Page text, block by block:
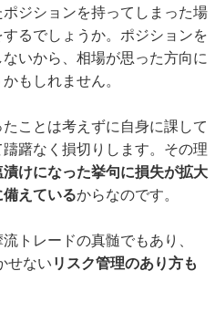
ジションを持ってしまった場
るでしょうか。ポジションを
いから、相場が思った方向に
もしれません。
ことは考えずに自身に課して
躇なく損切りします。その理
漬けになった挙句に損失が拡大
えているからなのです。
トレードの真髄でもあり、
せない リスク管理のあり方も